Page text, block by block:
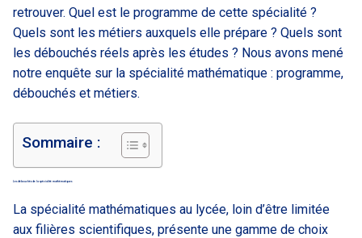
retrouver. Quel est le programme de cette spécialité ?
Quels sont les métiers auxquels elle prépare ? Quels sont
les débouchés réels après les études ? Nous avons mené
notre enquête sur la spécialité mathématique : programme,
débouchés et métiers.
Sommaire :
Les débouchés de la spécialité mathématiques
La spécialité mathématiques au lycée, loin d’être limitée
aux filières scientifiques, présente une gamme de choix